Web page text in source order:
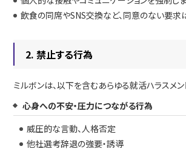
飲食の同席やSNS交換など、同意のない要求
2. 禁止する行為
ミルボンは、以下を含むあらゆる就活ハラスメン
心身への不安・圧力につながる行為
威圧的な言動、人格否定
他社選考辞退の強要・誘導